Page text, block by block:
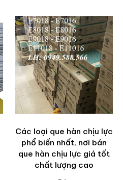
Các loại que hàn chịu lực
phổ biến nhất, nơi bán
que hàn chịu lực giá tốt
chất lượng cao